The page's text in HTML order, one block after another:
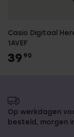
Casio Digitaal
1AVEF
39 90
Op werkdagen
besteld, morgen